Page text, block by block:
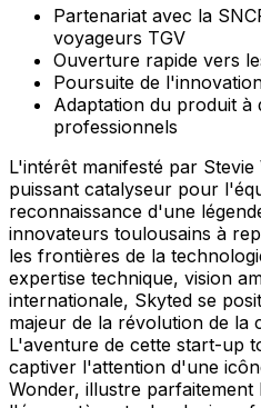
Partenariat avec la
voyageurs TGV
Ouverture rapide vers
Poursuite de
Adaptation du produit à
professionnels
L'intérêt manifesté par
puissant catalyseur pour
reconnaissance d'une
innovateurs toulousains à
les frontières de la
expertise technique, vision
internationale, Skyted se
majeur de la révolution de la
L'aventure de cette start-up
captiver l'attention d'une
Wonder, illustre